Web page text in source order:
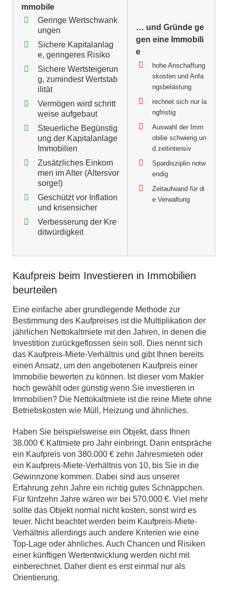
mmobile
Geringe Wertschwank
ungen
Sichere Kapitalanlag
e, geringeres Risiko
Sichere Wertsteigerun
g, zumindest Wertstab
ilität
Vermögen wird schritt
weise aufgebaut
Steuerliche Begünstig
ung der Kapitalanlage
Immobilien
Zusätzliches Einkom
men im Alter (Altersvor
sorge!)
Geschützt vor Inflation
und krisensicher
Verbesserung der Kre
ditwürdigkeit
… und Gründe ge
gen eine Immobili
e
hohe Anschaffung
skosten und Anfa
ngsbelastung
rechnet sich nur la
ngfristig
Auswahl der Imm
obilie schwierig un
d zeitintensiv
Spardisziplin notw
endig
Zeitaufwand für di
e Verwaltung
Kaufpreis beim Investieren in Immobilien
beurteilen
Eine einfache aber grundlegende Methode zur
Bestimmung des Kaufpreises ist die Multiplikation der
jährlichen Nettokaltmiete mit den Jahren, in denen die
Investition zurückgeflossen sein soll. Dies nennt sich
das Kaufpreis-Miete-Verhältnis und gibt Ihnen bereits
einen Ansatz, um den angebotenen Kaufpreis einer
Immobilie bewerten zu können. Ist dieser vom Makler
hoch gewählt oder günstig wenn Sie investieren in
Immobilien? Die Nettokaltmiete ist die reine Miete ohne
Betriebskosten wie Müll, Heizung und ähnliches.
Haben Sie beispielsweise ein Objekt, dass Ihnen
38.000 € Kaltmiete pro Jahr einbringt. Dann entspräche
ein Kaufpreis von 380.000 € zehn Jahresmieten oder
ein Kaufpreis-Miete-Verhältnis von 10, bis Sie in die
Gewinnzone kommen. Dabei sind aus unserer
Erfahrung zehn Jahre ein richtig gutes Schnäppchen.
Für fünfzehn Jahre wären wir bei 570.000 €. Viel mehr
sollte das Objekt normal nicht kosten, sonst wird es
teuer. Nicht beachtet werden beim Kaufpreis-Miete-
Verhältnis allerdings auch andere Kriterien wie eine
Top-Lage oder ähnliches. Auch Chancen und Risiken
einer künftigen Wertentwicklung werden nicht mit
einberechnet. Daher dient es erst einmal nur als
Orientierung.